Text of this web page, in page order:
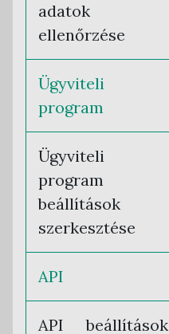
adatok
ellenőrzése
Ügyviteli
program
Ügyviteli
program
beállítások
szerkesztése
API
API beállítások